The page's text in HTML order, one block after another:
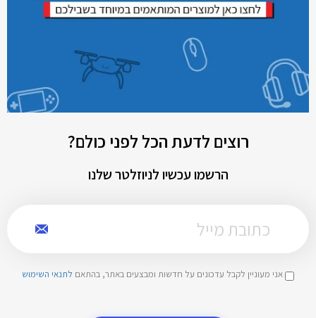
רוצים לדעת הכל לפני כולם?
הרשמו עכשיו לניוזלטר שלנו
אני מעוניין לקבל עדכונים על חדשות ומבצעים באתר, בהתאם לתנאי השימוש